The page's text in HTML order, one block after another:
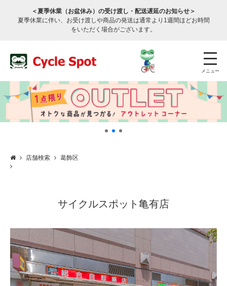
＜夏季休業（お盆休み）の受け渡し・配送遅延のお知らせ＞
夏季休業に伴い、お受け渡しや商品の発送は通常より1週間ほどお時間
をいただく場合がございます。
メニュー
サービスのご案内
サービス全般
修理・メンテナンス工賃
店舗検索 葛飾区
サイクルスポット亀有店